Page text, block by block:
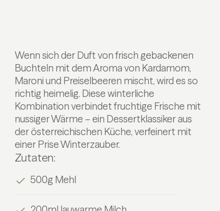
Wenn sich der Duft von frisch gebackenen
Buchteln mit dem Aroma von Kardamom,
Maroni und Preiselbeeren mischt, wird es so
richtig heimelig. Diese winterliche
Kombination verbindet fruchtige Frische mit
nussiger Wärme – ein Dessertklassiker aus
der österreichischen Küche, verfeinert mit
einer Prise Winterzauber.
Zutaten:
500g Mehl